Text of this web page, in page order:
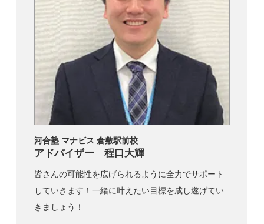
河合塾 マナビス 倉敷駅前校
アドバイザー 程口大輝
皆さんの可能性を広げられるように全力でサポート
していきます！一緒に叶えたい目標を成し遂げてい
きましょう！